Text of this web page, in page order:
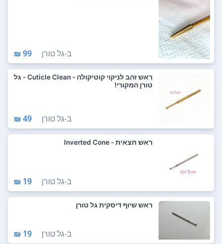
ב-גל טורן 99 ₪
ראש זהב לניקוי קוטיקולה - Cuticle Clean - גל
טורן המקורי!
ב-גל טורן 49 ₪
ראש חצאית - Inverted Cone
ב-גל טורן 19 ₪
ראש שיוף דיסקית גל טורן
ב-גל טורן 19 ₪